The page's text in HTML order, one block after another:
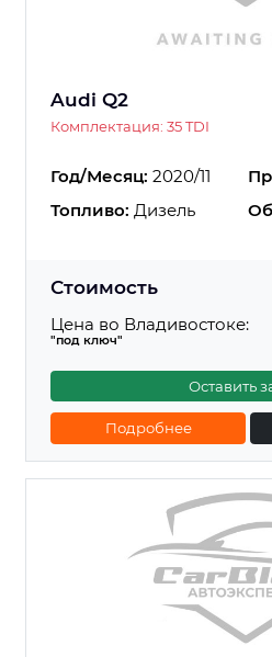
Audi Q2
Комплектация: 35 TDI
Год/Месяц: 2020/11
Топливо: Дизель
Стоимость
Цена во Владивостоке:
"под ключ"
Оставить
Подробнее